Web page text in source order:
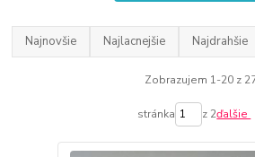
Najnovšie Najlacnejšie Najdrahšie
Zobrazujem 1-20 z
stránka z 2ďalšie